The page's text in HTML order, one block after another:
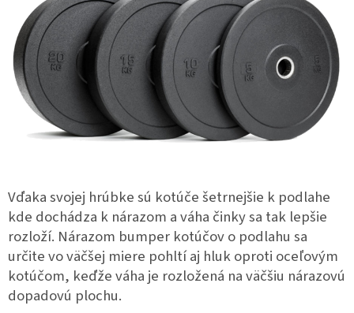
Vďaka svojej hrúbke sú kotúče šetrnejšie k podlahe
kde dochádza k nárazom a váha činky sa tak lepšie
rozloží. Nárazom bumper kotúčov o podlahu sa
určite vo väčšej miere pohltí aj hluk oproti oceľovým
kotúčom, keďže váha je rozložená na väčšiu nárazovú
dopadovú plochu.